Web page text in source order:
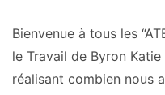
Bienvenue à tous les
le Travail de Byron
réalisant combien nous